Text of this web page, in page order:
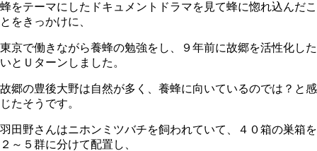
蜂をテーマにしたドキュメントドラマを見て蜂に惚れ込んだこ
とをきっかけに、
東京で働きながら養蜂の勉強をし、９年前に故郷を活性化した
いとＵターンしました。
故郷の豊後大野は自然が多く、養蜂に向いているのでは？と感
じたそうです。
羽田野さんはニホンミツバチを飼われていて、４０箱の巣箱を
２～５群に分けて配置し、